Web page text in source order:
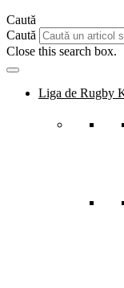
Caută
Caută
Close this search box.
Liga de Rugby